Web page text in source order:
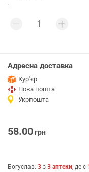
Адресна доставка
Кур'єр
Нова пошта
Укрпошта
58.00грн
Богуслав: 3 з 3 аптеки, де є 1